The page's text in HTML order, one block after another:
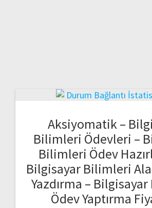
Aksiyomatik –
Bilimleri Ödevleri –
Bilimleri Ödev
Bilgisayar Bilimleri
Yazdırma –
Ödev Yaptırma